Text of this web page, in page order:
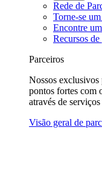
Rede de
Torne-se
Encontre
Recursos
Parceiros
Nossos exclusivos
pontos fortes com
através de
Visão geral de